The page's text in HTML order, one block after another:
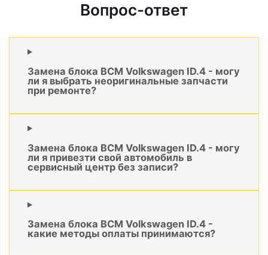
Вопрос-ответ
Замена блока BCM Volkswagen ID.4 - могу
ли я выбрать неоригинальные запчасти
при ремонте?
Замена блока BCM Volkswagen ID.4 - могу
ли я привезти свой автомобиль в
сервисный центр без записи?
Замена блока BCM Volkswagen ID.4 -
какие методы оплаты принимаются?